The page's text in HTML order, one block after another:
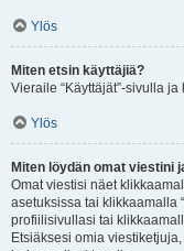
Ylös
Miten etsin käyttäjiä?
Vieraile “Käyttäjät”-sivulla ja
Ylös
Miten löydän omat viestini
Omat viestisi näet
asetuksissa tai klikkaamalla
profiilisivullasi tai
Etsiäksesi omia